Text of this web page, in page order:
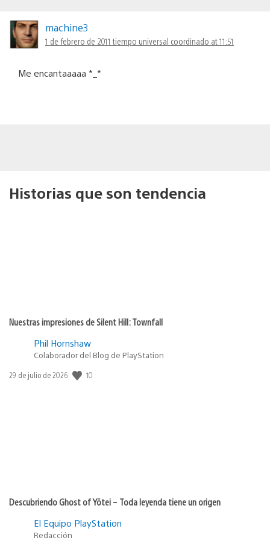
machine3
1 de febrero de 2011 tiempo universal coordinado at 11:51
Me encantaaaaa *_*
Historias que son tendencia
Nuestras impresiones de Silent Hill: Townfall
Phil Hornshaw
Colaborador del Blog de PlayStation
Fecha
29 de julio de 2026 10
Descubriendo Ghost of Yōtei – Toda leyenda tiene un origen
El Equipo PlayStation
Redacción